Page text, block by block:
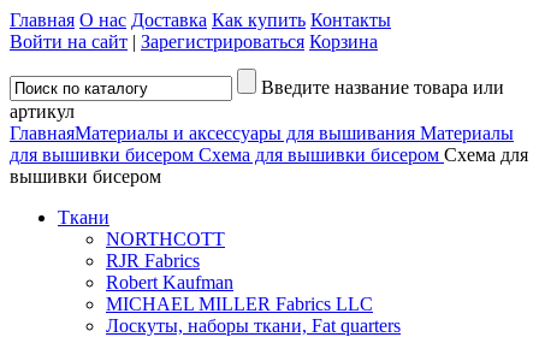
Главная О нас Доставка Как купить Контакты
Войти на сайт | Зарегистрироваться Корзина
Введите название товара или
артикул
ГлавнаяМатериалы и аксессуары для вышивания Материалы
для вышивки бисером Схема для вышивки бисером Схема для
вышивки бисером
Ткани
NORTHCOTT
RJR Fabrics
Robert Kaufman
MICHAEL MILLER Fabrics LLC
Лоскуты, наборы ткани, Fat quarters